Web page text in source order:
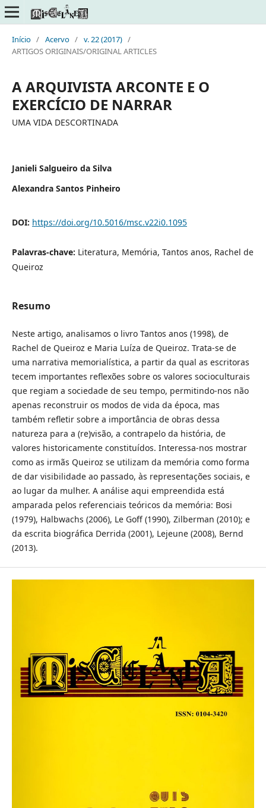
Início / Acervo / v. 22 (2017) /
ARTIGOS ORIGINAIS/ORIGINAL ARTICLES
A ARQUIVISTA ARCONTE E O
EXERCÍCIO DE NARRAR
UMA VIDA DESCORTINADA
Janieli Salgueiro da Silva
Alexandra Santos Pinheiro
DOI: https://doi.org/10.5016/msc.v22i0.1095
Palavras-chave: Literatura, Memória, Tantos anos, Rachel de
Queiroz
Resumo
Neste artigo, analisamos o livro Tantos anos (1998), de
Rachel de Queiroz e Maria Luíza de Queiroz. Trata-se de
uma narrativa memorialística, a partir da qual as escritoras
tecem importantes reflexões sobre os valores socioculturais
que regiam a sociedade de seu tempo, permitindo-nos não
apenas reconstruir os modos de vida da época, mas
também refletir sobre a importância de obras dessa
natureza para a (re)visão, a contrapelo da história, de
valores historicamente constituídos. Interessa-nos mostrar
como as irmãs Queiroz se utilizam da memória como forma
de dar visibilidade ao passado, às representações sociais, e
ao lugar da mulher. A análise aqui empreendida está
amparada pelos referenciais teóricos da memória: Bosi
(1979), Halbwachs (2006), Le Goff (1990), Zilberman (2010); e
da escrita biográfica Derrida (2001), Lejeune (2008), Bernd
(2013).